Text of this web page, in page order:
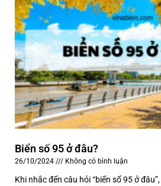
Biển số 95 ở đâu?
26/10/2024 Không có bình luận
Khi nhắc đến câu hỏi “biển số 95 ở